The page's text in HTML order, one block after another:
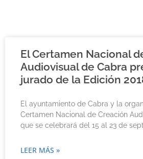
El Certamen Nacional
Audiovisual de Cabra
jurado de la Edición
El ayuntamiento de Cabra y la
Certamen Nacional de Creación
que se celebrará del 15 al 23 de
LEER MÁS »